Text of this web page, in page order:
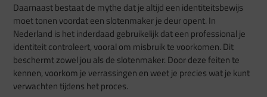
Daarnaast bestaat de mythe dat je altijd een identiteitsbewijs
moet tonen voordat een slotenmaker je deur opent. In
Nederland is het inderdaad gebruikelijk dat een professional je
identiteit controleert, vooral om misbruik te voorkomen. Dit
beschermt zowel jou als de slotenmaker. Door deze feiten te
kennen, voorkom je verrassingen en weet je precies wat je kunt
verwachten tijdens het proces.